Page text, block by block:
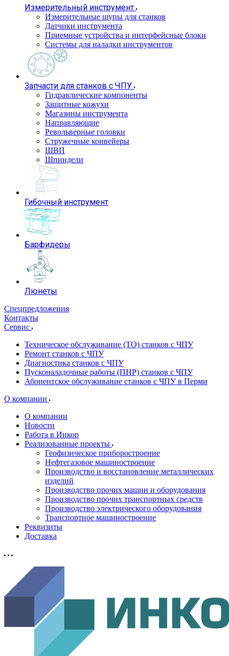
Измерительный инструмент
Измерительные щупы для станков
Датчики инструмента
Приемные устройства и интерфейсные блоки
Системы для наладки инструментов
Запчасти для станков с ЧПУ
Гидравлические компоненты
Защитные кожухи
Магазины инструмента
Направляющие
Револьверные головки
Стружечные конвейеры
ШВП
Шпиндели
Гибочный инструмент
Барфидеры
Люнеты
Спецпредложения
Контакты
Сервис
Техническое обслуживание (ТО) станков с ЧПУ
Ремонт станков с ЧПУ
Диагностика станков с ЧПУ
Пусконаладочные работы (ПНР) станков с ЧПУ
Абонентское обслуживание станков с ЧПУ в Перми
О компании
О компании
Новости
Работа в Инкор
Реализованные проекты
Геофизическое приборостроение
Нефтегазовое машиностроение
Производство и восстановление металлических
изделий
Производство прочих машин и оборудования
Производство прочих транспортных средств
Производство электрического оборудования
Транспортное машиностроение
Реквизиты
Доставка